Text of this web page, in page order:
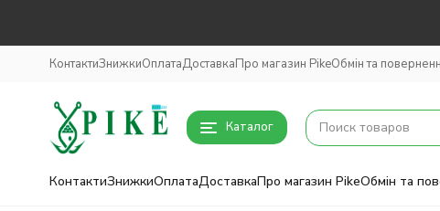
КонтактиЗнижкиОплатаДоставкаПро магазин PikeОбмін та
Каталог
КонтактиЗнижкиОплатаДоставкаПро магазин PikeОбмін та